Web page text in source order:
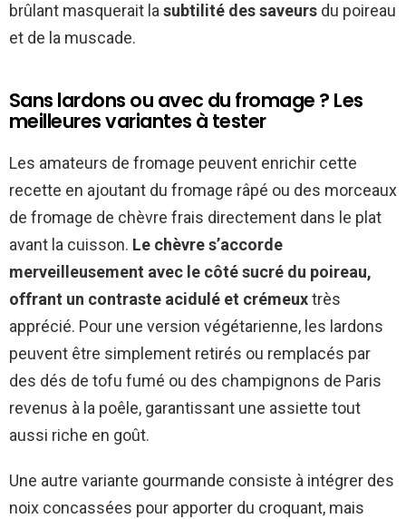
brûlant masquerait la subtilité des saveurs du poireau
et de la muscade.
Sans lardons ou avec du fromage ? Les
meilleures variantes à tester
Les amateurs de fromage peuvent enrichir cette
recette en ajoutant du fromage râpé ou des morceaux
de fromage de chèvre frais directement dans le plat
avant la cuisson. Le chèvre s’accorde
merveilleusement avec le côté sucré du poireau,
offrant un contraste acidulé et crémeuxtrès
apprécié. Pour une version végétarienne, les lardons
peuvent être simplement retirés ou remplacés par
des dés de tofu fumé ou des champignons de Paris
revenus à la poêle, garantissant une assiette tout
aussi riche en goût.
Une autre variante gourmande consiste à intégrer des
noix concassées pour apporter du croquant, mais